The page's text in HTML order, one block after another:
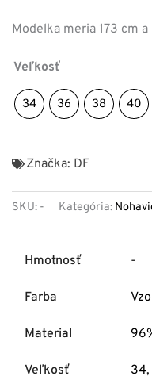
Modelka meria 173 cm
Veľkosť
34 36 38 40
Značka: DF
SKU: - Kategória:
Hmotnosť -
Farba
Material
Veľkosť 34,